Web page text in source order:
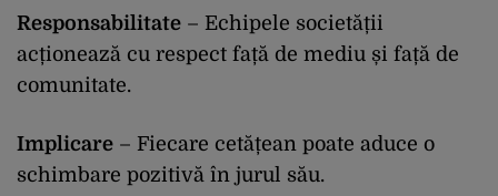
Responsabilitate – Echipele societății
acționează cu respect față de mediu și față de
comunitate.
Implicare – Fiecare cetățean poate aduce o
schimbare pozitivă în jurul său.